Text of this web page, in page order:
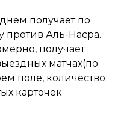
получает по
против Аль-Насра.
получает
матчах(по
поле, количество
карточек